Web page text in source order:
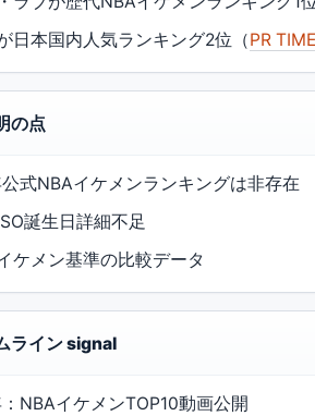
日本国内人気ランキング2位（PR
の点
式NBAイケメンランキングは非存在
誕生日詳細不足
ケメン基準の比較データ
ライン signal
NBAイケメンTOP10動画公開